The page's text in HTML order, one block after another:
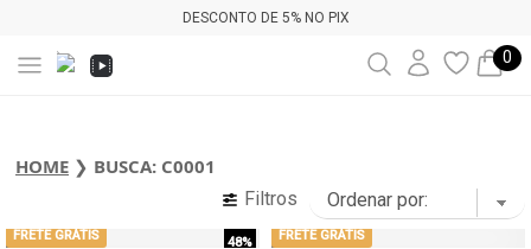
DESCONTO DE 5% NO PIX
0
HOME ❯ BUSCA: C0001
Filtros
48%
FRETE GRÁTIS FRETE GRÁTIS